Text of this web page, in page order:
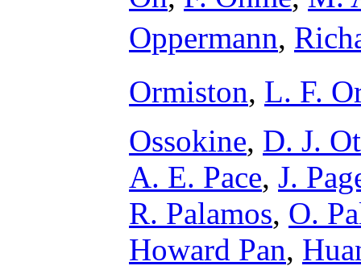
Oppermann,
Ormiston, L. F.
Ossokine, D. J.
A. E. Pace, J.
R. Palamos, O.
Howard Pan,